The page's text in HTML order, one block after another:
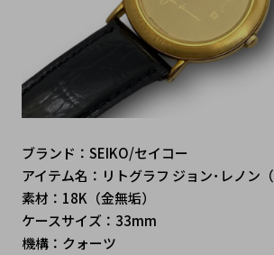
﻿ブランド：SEIKO/セイコー
アイテム名：リトグラフ ジョン･レノン（
素材：18K（金無垢）
ケースサイズ：33mm
機構：クォーツ